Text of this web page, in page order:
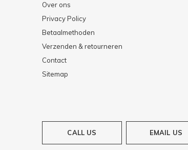
Over ons
Privacy Policy
Betaalmethoden
Verzenden & retourneren
Contact
Sitemap
CALL US EMAIL US